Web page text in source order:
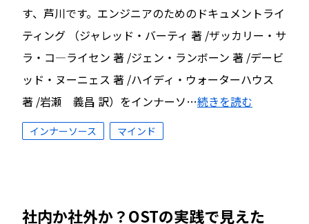
す、芦川です。エンジニアのためのドキュメントライ
ティング （ジャレッド・バーティ 著 /ザッカリー・サ
ラ・コ―ライセン 著 /ジェン・ランボーン 著 /デービ
ッド・ヌーニェス 著 /ハイディ・ウォーターハウス
著 /岩瀬 義昌 訳）をインナーソ…続きを読む
インナーソース マインド
社内か社外か？OSTの実践で見えた